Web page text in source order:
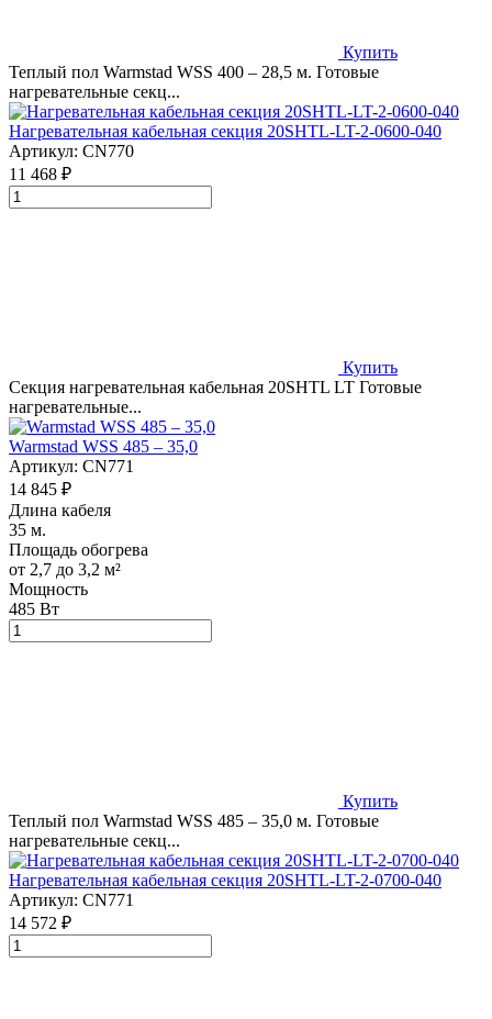
Купить
Теплый пол Warmstad WSS 400 – 28,5 м. Готовые
нагревательные секц...
Нагревательная кабельная секция 20SHTL-LT-2-0600-040
Артикул: CN770
11 468 ₽
Купить
Секция нагревательная кабельная 20SHTL LT Готовые
нагревательные...
Warmstad WSS 485 – 35,0
Артикул: CN771
14 845 ₽
Длина кабеля
35 м.
Площадь обогрева
от 2,7 до 3,2 м²
Мощность
485 Вт
Купить
Теплый пол Warmstad WSS 485 – 35,0 м. Готовые
нагревательные секц...
Нагревательная кабельная секция 20SHTL-LT-2-0700-040
Артикул: CN771
14 572 ₽